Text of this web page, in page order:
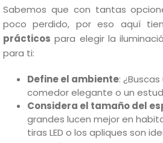
Sabemos que con tantas
poco perdido, por eso aquí
prácticos para elegir la
para ti:
Define el ambiente:
comedor elegante o un
Considera el tamaño del
grandes lucen mejor en
tiras LED o los apliques son